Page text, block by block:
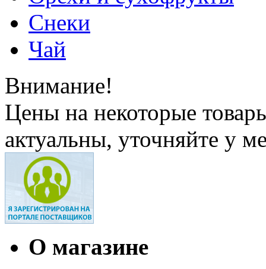
Снеки
Чай
Внимание!
Цены на некоторые
актуальны, уточняйте у
О магазине